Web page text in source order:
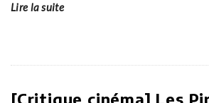
Lire la suite
[Critique cinéma] Les